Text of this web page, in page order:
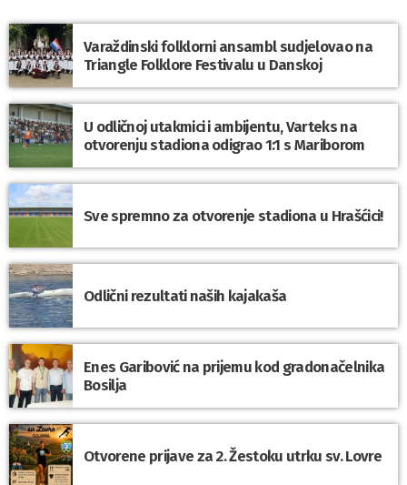
Varaždinski folklorni ansambl sudjelovao na
Triangle Folklore Festivalu u Danskoj
U odličnoj utakmici i ambijentu, Varteks na
otvorenju stadiona odigrao 1:1 s Mariborom
Sve spremno za otvorenje stadiona u Hrašćici!
Odlični rezultati naših kajakaša
Enes Garibović na prijemu kod gradonačelnika
Bosilja
Otvorene prijave za 2. Žestoku utrku sv. Lovre